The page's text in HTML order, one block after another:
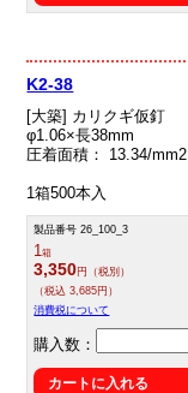
K2-38
[大築] カリクギ仮釘
φ1.06×長38mm
圧着面積： 13.34/mm2
1箱500本入
製品番号 26_100_3
1箱
3,350円（税別）
（税込 3,685円）
消費税について
購入数：
カートに入れる